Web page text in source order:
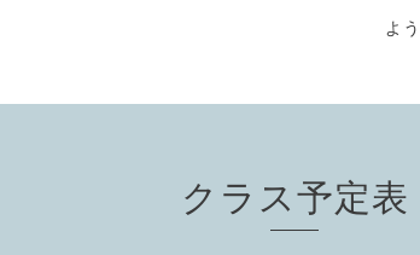
よ
クラス予定表